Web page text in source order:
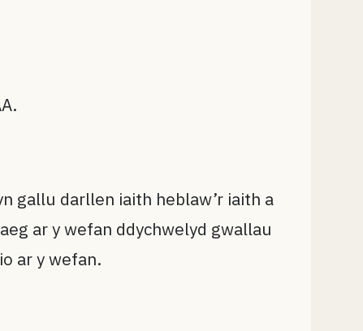
gallu darllen iaith heblaw’r iaith a
ar y wefan ddychwelyd gwallau
ar y wefan.